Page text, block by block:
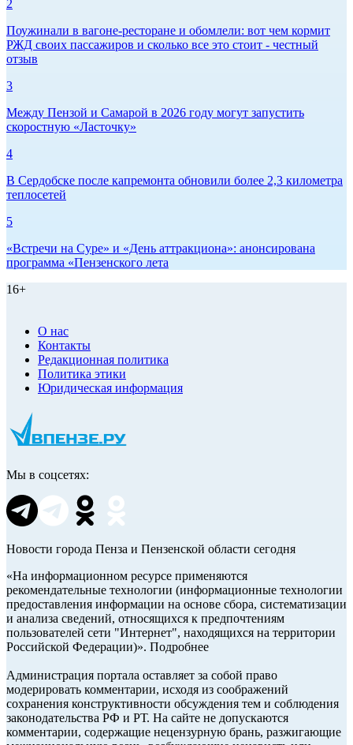
2
Поужинали в вагоне-ресторане и обомлели: вот чем кормит
РЖД своих пассажиров и сколько все это стоит - честный
отзыв
3
Между Пензой и Самарой в 2026 году могут запустить
скоростную «Ласточку»
4
В Сердобске после капремонта обновили более 2,3 километра
теплосетей
5
«Встречи на Суре» и «День аттракциона»: анонсирована
программа «Пензенского лета
16+
О нас
Контакты
Редакционная политика
Политика этики
Юридическая информация
Мы в соцсетях:
Новости города Пенза и Пензенской области сегодня
«На информационном ресурсе применяются
рекомендательные технологии (информационные технологии
предоставления информации на основе сбора, систематизации
и анализа сведений, относящихся к предпочтениям
пользователей сети "Интернет", находящихся на территории
Российской Федерации)». Подробнее
Администрация портала оставляет за собой право
модерировать комментарии, исходя из соображений
сохранения конструктивности обсуждения тем и соблюдения
законодательства РФ и РТ. На сайте не допускаются
комментарии, содержащие нецензурную брань, разжигающие